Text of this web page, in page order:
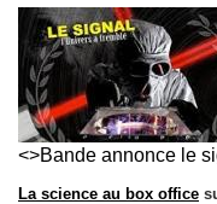
<>Bande annonce le
La science au box office